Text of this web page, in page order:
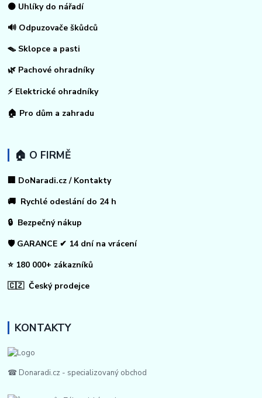
⚫ Uhlíky do nářadí
🔊 Odpuzovače škůdců
🪤 Sklopce a pasti
🌿 Pachové ohradníky
⚡ Elektrické ohradníky
🏠 Pro dům a zahradu
🏠 O FIRMĚ
🏢 DoNaradi.cz / Kontakty
🚚 Rychlé odeslání do 24 h
🔒 Bezpečný nákup
🛡️ GARANCE ✔ 14 dní na vrácení
⭐ 180 000+ zákazníků
🇨🇿 Český prodejce
KONTAKTY
☎ Donaradi.cz - specializovaný obchod